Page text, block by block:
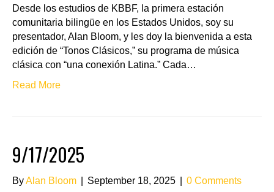
Desde los estudios de KBBF, la primera estación
comunitaria bilingüe en los Estados Unidos, soy su
presentador, Alan Bloom, y les doy la bienvenida a esta
edición de “Tonos Clásicos,” su programa de música
clásica con “una conexión Latina.” Cada…
Read More
9/17/2025
ByAlan Bloom September 18, 2025 0 Comments